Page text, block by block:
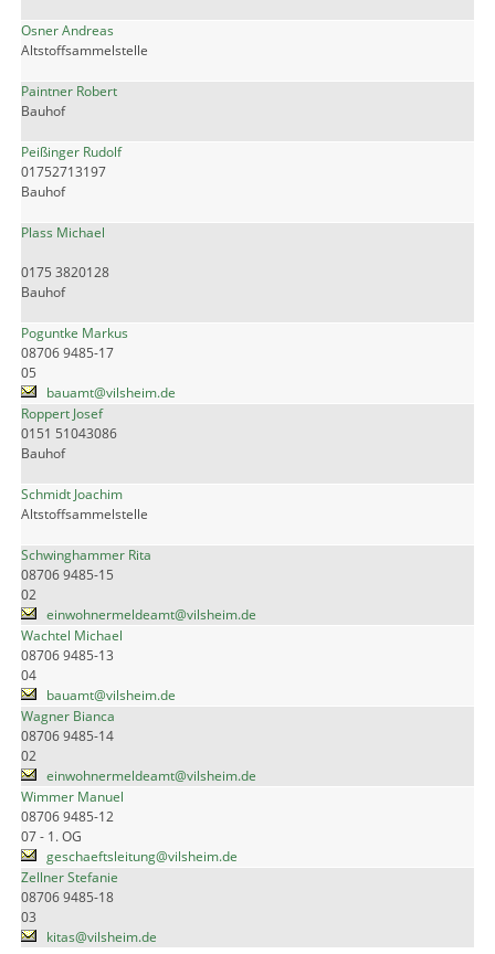
Osner Andreas
Altstoffsammelstelle
Paintner Robert
Bauhof
Peißinger Rudolf
01752713197
Bauhof
Plass Michael
0175 3820128
Bauhof
Poguntke Markus
08706 9485-17
05
bauamt@vilsheim.de
Roppert Josef
0151 51043086
Bauhof
Schmidt Joachim
Altstoffsammelstelle
Schwinghammer Rita
08706 9485-15
02
einwohnermeldeamt@vilsheim.de
Wachtel Michael
08706 9485-13
04
bauamt@vilsheim.de
Wagner Bianca
08706 9485-14
02
einwohnermeldeamt@vilsheim.de
Wimmer Manuel
08706 9485-12
07 - 1. OG
geschaeftsleitung@vilsheim.de
Zellner Stefanie
08706 9485-18
03
kitas@vilsheim.de